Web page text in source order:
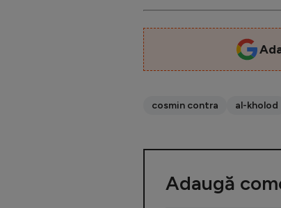
cosmin contra al-kholod
Adaugă